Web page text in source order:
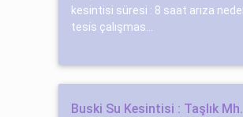
kesintisi süresi : 8 saat arıza
tesi̇s çalışmas...
Buski Su Kesintisi : Taşlık Mh.